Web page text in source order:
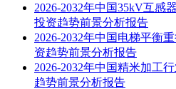
2026-2032年中国35kV互感
投资趋势前景分析报告
2026-2032年中国电梯平衡
资趋势前景分析报告
2026-2032年中国精米加工
趋势前景分析报告